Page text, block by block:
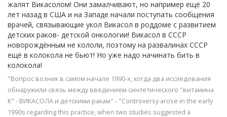
жалят Викасолом! Они замалчивают, но например ещё 20
лет назад в США и на Западе начали поступать сообщения
врачей, связывающие укол Викасол в роддоме с развитием
детских раков- детской онкологии! Викасол в СССР
новорождённым не кололи, поэтому на развалинах СССР
ещё в колокола не бьют! Но уже надо начинать бить в
колокола!
"Вопрос возник в самом начале 1990-х, когда два исследования
обнаружили связь между введением синтетического "витамина
К" - ВИКАСОЛА и детскими ракам" - "Сontroversy arose in the early
1990s regarding this practice, when two studies suggested a